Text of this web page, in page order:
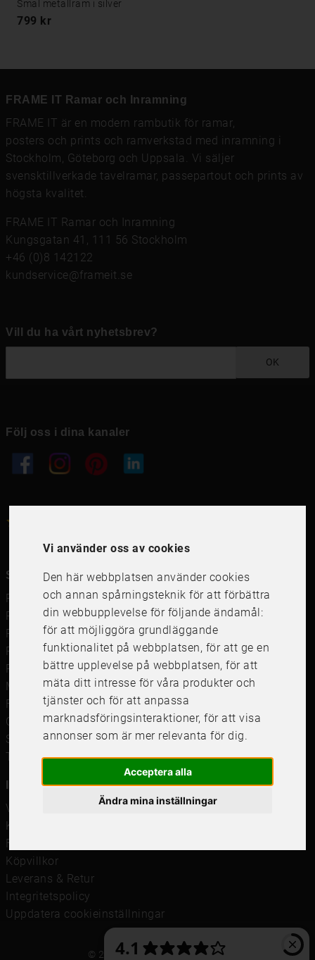
Vi använder oss av cookies
Den här webbplatsen använder cookies
och annan spårningsteknik för att förbättra
din webbupplevelse för följande ändamål:
för att möjliggöra grundläggande
funktionalitet på webbplatsen, för att ge en
bättre upplevelse på webbplatsen,för att
mäta ditt intresse för våra produkter och
tjänster och för att anpassa
marknadsföringsinteraktioner,för att visa
annonser som är mer relevanta för dig.
Acceptera alla
Ändra mina inställningar
Smal metallram i silver
799 kr
FRAME IT Ramar och Inramning
FRAME IT är en modern rambutik för ramar
posters och prints och ramverkstad med inramning i
Stockholm, Göteborg och Uppsala. Vi säljer
svensktillverkade tavelramar, passepartout och prints av
högsta kvalitet.
FRAME IT Ramar och Inramning
Kungsgatan 41, 111 56 Stockholm
+46 (0)8 142122
kundservice@frameit.se
Vill du ha vårt nyhetsbrev?
OK
Följ oss i dina kanaler
Snabblänkar
Ramar
Ramar till Samsung The Frame
Ramverkstad & inramning
Passepartout
Posters
Måttbeställd passepartout
Framkalla bilder
Canvastavla
Studentskylt och studentplakat
Tavelkrok
Information
Våra butiker
Kundservice
Företagsförsäljning
Köpvillkor
Leverans & Retur
Integritetspolicy
Uppdatera cookieinställningar
© 2021 Frame It International